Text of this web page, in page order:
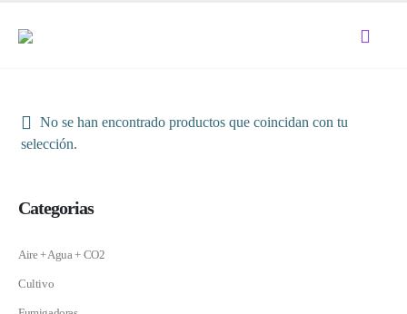
No se han encontrado productos que coincidan con tu
selección.
Categorias
Aire + Agua + CO2
Cultivo